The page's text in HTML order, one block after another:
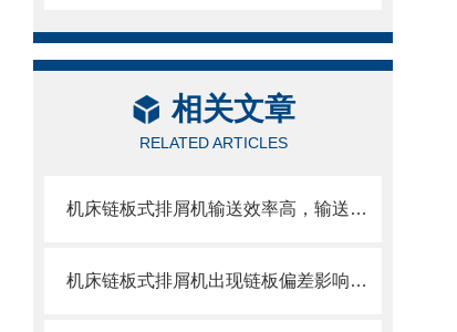
相关文章
RELATED ARTICLES
机床链板式排屑机输送效率高，输送速度选择范围大
机床链板式排屑机出现链板偏差影响效率了怎么办？